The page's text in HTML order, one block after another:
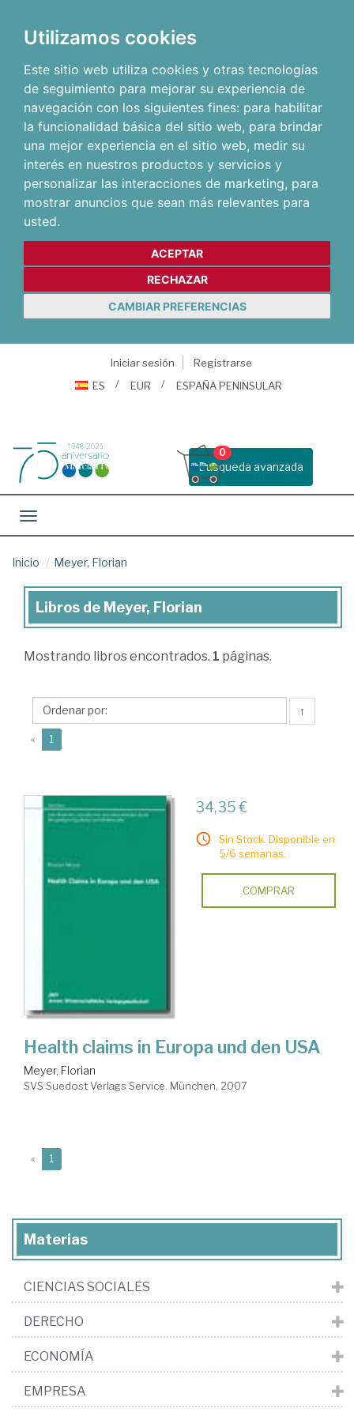
Utilizamos cookies
Este sitio web utiliza cookies y otras tecnologías
de seguimiento para mejorar su experiencia de
navegación con los siguientes fines: para habilitar
la funcionalidad básica del sitio web, para brindar
una mejor experiencia en el sitio web, medir su
interés en nuestros productos y servicios y
personalizar las interacciones de marketing, para
mostrar anuncios que sean más relevantes para
usted.
ACEPTAR
RECHAZAR
CAMBIAR PREFERENCIAS
Iniciar sesión
Registrarse
ES
EUR ESPAÑA PENINSULAR
Busqueda avanzada
0
Toggle navigation
Inicio Meyer, Florian
Libros
Meyer,
Libros de Meyer, Florian
Mostrando libros encontrados. 1 páginas.
↑
« 1
34,35 €
Sin Stock. Disponible en
5/6 semanas.
COMPRAR
Health claims in Europa und den USA
Meyer, Florian
SVS Suedost Verlags Service. München, 2007
« 1
Materias
CIENCIAS SOCIALES
DERECHO
ECONOMÍA
EMPRESA